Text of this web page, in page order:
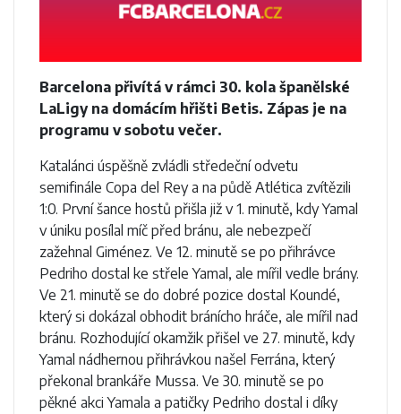
Barcelona přivítá v rámci 30. kola španělské
LaLigy na domácím hřišti Betis. Zápas je na
programu v sobotu večer.
Katalánci úspěšně zvládli středeční odvetu
semifinále Copa del Rey a na půdě Atlética zvítězili
1:0. První šance hostů přišla již v 1. minutě, kdy Yamal
v úniku posílal míč před bránu, ale nebezpečí
zažehnal Giménez. Ve 12. minutě se po přihrávce
Pedriho dostal ke střele Yamal, ale mířil vedle brány.
Ve 21. minutě se do dobré pozice dostal Koundé,
který si dokázal obhodit bránícho hráče, ale mířil nad
bránu. Rozhodující okamžik přišel ve 27. minutě, kdy
Yamal nádhernou přihrávkou našel Ferrána, který
překonal brankáře Mussa. Ve 30. minutě se po
pěkné akci Yamala a patičky Pedriho dostal i díky